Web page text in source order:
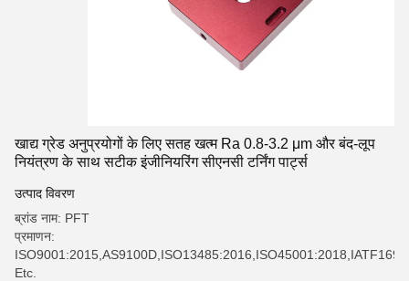
खाद्य ग्रेड अनुप्रयोगों के लिए सतह खत्म Ra 0.8-3.2 μm और बंद-लूप
नियंत्रण के साथ सटीक इंजीनियरिंग सीएनसी टर्निंग पार्ट्स
उत्पाद विवरण
ब्रांड नाम: PFT
प्रमाणन:
Etc.